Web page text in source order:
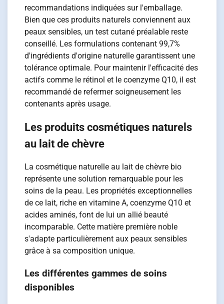
recommandations indiquées sur l'emballage.
Bien que ces produits naturels conviennent aux
peaux sensibles, un test cutané préalable reste
conseillé. Les formulations contenant 99,7%
d'ingrédients d'origine naturelle garantissent une
tolérance optimale. Pour maintenir l'efficacité des
actifs comme le rétinol et le coenzyme Q10, il est
recommandé de refermer soigneusement les
contenants après usage.
Les produits cosmétiques naturels
au lait de chèvre
La cosmétique naturelle au lait de chèvre bio
représente une solution remarquable pour les
soins de la peau. Les propriétés exceptionnelles
de ce lait, riche en vitamine A, coenzyme Q10 et
acides aminés, font de lui un allié beauté
incomparable. Cette matière première noble
s'adapte particulièrement aux peaux sensibles
grâce à sa composition unique.
Les différentes gammes de soins
disponibles